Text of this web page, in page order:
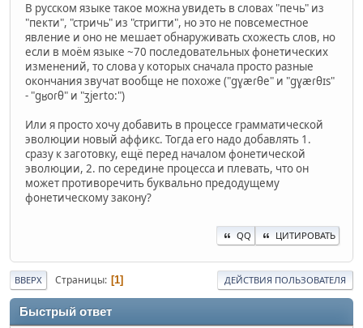
В русском языке такое можна увидеть в словах "печь" из
"пекти", "стричь" из "стригти", но это не повсеместное
явление и оно не мешает обнаруживать схожесть слов, но
если в моём языке ~70 последовательных фонетических
изменений, то слова у которых сначала просто разные
окончания звучат вообще не похоже ("gɣæɾθe" и "gɣæɾθɪs"
- "gʁoɾθ" и "ʒjerto:")
Или я просто хочу добавить в процессе грамматической
эволюции новый аффикс. Тогда его надо добавлять 1.
сразу к заготовку, ещё перед началом фонетической
эволюции, 2. по середине процесса и плевать, что он
может противоречить буквально предодущему
фонетическому закону?
QQ ЦИТИРОВАТЬ
ВВЕРХ Страницы 1 ДЕЙСТВИЯ ПОЛЬЗОВАТЕЛЯ
Быстрый ответ